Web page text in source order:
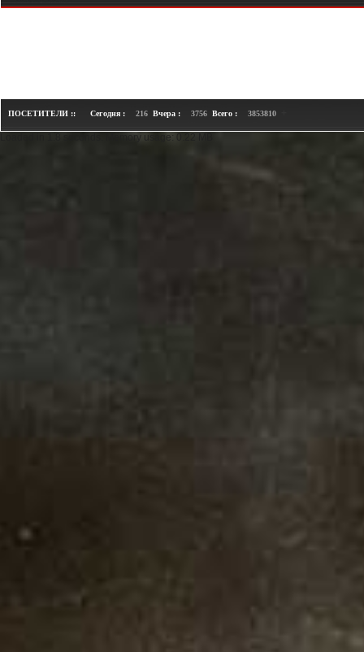
ПОСЕТИТЕЛИ :: Сегодня : 216 Вчера : 3756 Всего : 3853810
Loaded in 1.8 seconds. Memory usage: 0.22 MB